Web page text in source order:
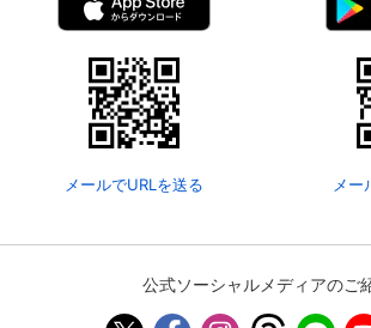
メールでURLを送る メー
公式ソーシャルメディアのご